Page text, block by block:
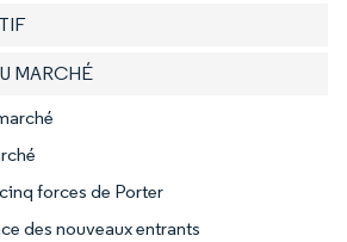
MARCHÉ
forces de Porter
des nouveaux entrants